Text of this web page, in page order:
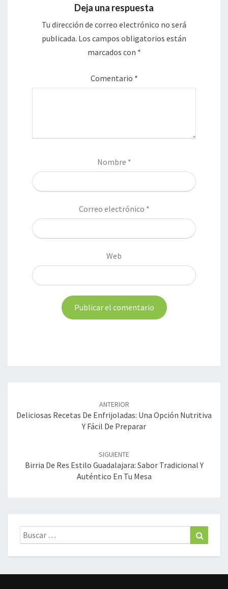
Deja una respuesta
Tu dirección de correo electrónico no será
publicada. Los campos obligatorios están
marcados con *
Comentario *
Nombre *
Correo electrónico *
Web
entradas
ANTERIOR
Deliciosas Recetas De Enfrijoladas: Una Opción Nutritiva
Y Fácil De Preparar
SIGUIENTE
Birria De Res Estilo Guadalajara: Sabor Tradicional Y
Auténtico En Tu Mesa
Buscar: